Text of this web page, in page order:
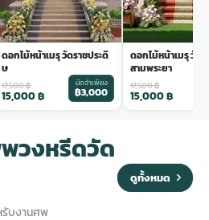
ดอกไม้หน้าเมรุ วัดราชประดิ
ษ
17,500฿
15,000฿
มัดจำเพียง
฿3,000
ดอกไม้หน้าเมรุ วัด
สามพระยา
17,500฿
15,000฿
วงหรีดวัด
บงานศพ
ดูทั้งหมด